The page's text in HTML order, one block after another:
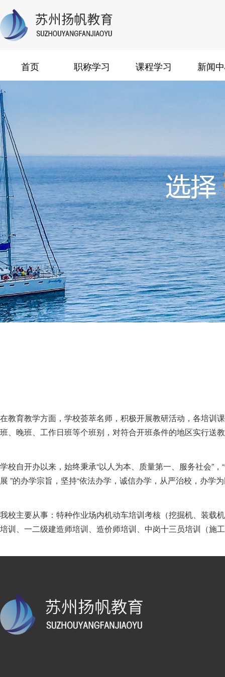
首页 职称学习 课程学习 新闻
在教育教学方面，学校荟萃名师，积极开展教研活动，各培训
班、晚班、工作日班等个班别，对符合开班条件的地区实行送
学校自开办以来，始终秉承“以人为本、质量第一、服务社会”
展 ”的办学宗旨，坚持“依法办学，诚信办学，从严治校，办学
我校主要从事：特种作业场内机动车培训考核（挖掘机、装载
培训、一二级建造师培训、造价师培训、中岗十三员培训（施